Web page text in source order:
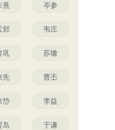
熹 岑参
郊 韦庄
巩 苏辙
先 曹丕
岱 李益
岛 于谦